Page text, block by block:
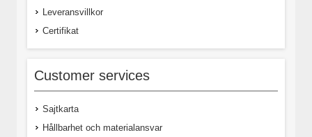
Leveransvillkor
Certifikat
Customer services
Sajtkarta
Hållbarhet och materialansvar